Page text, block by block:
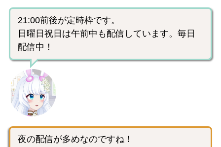
21:00前後が定時枠です。
日曜日祝日は午前中も配信しています。毎日
配信中！
夜の配信が多めなのですね！